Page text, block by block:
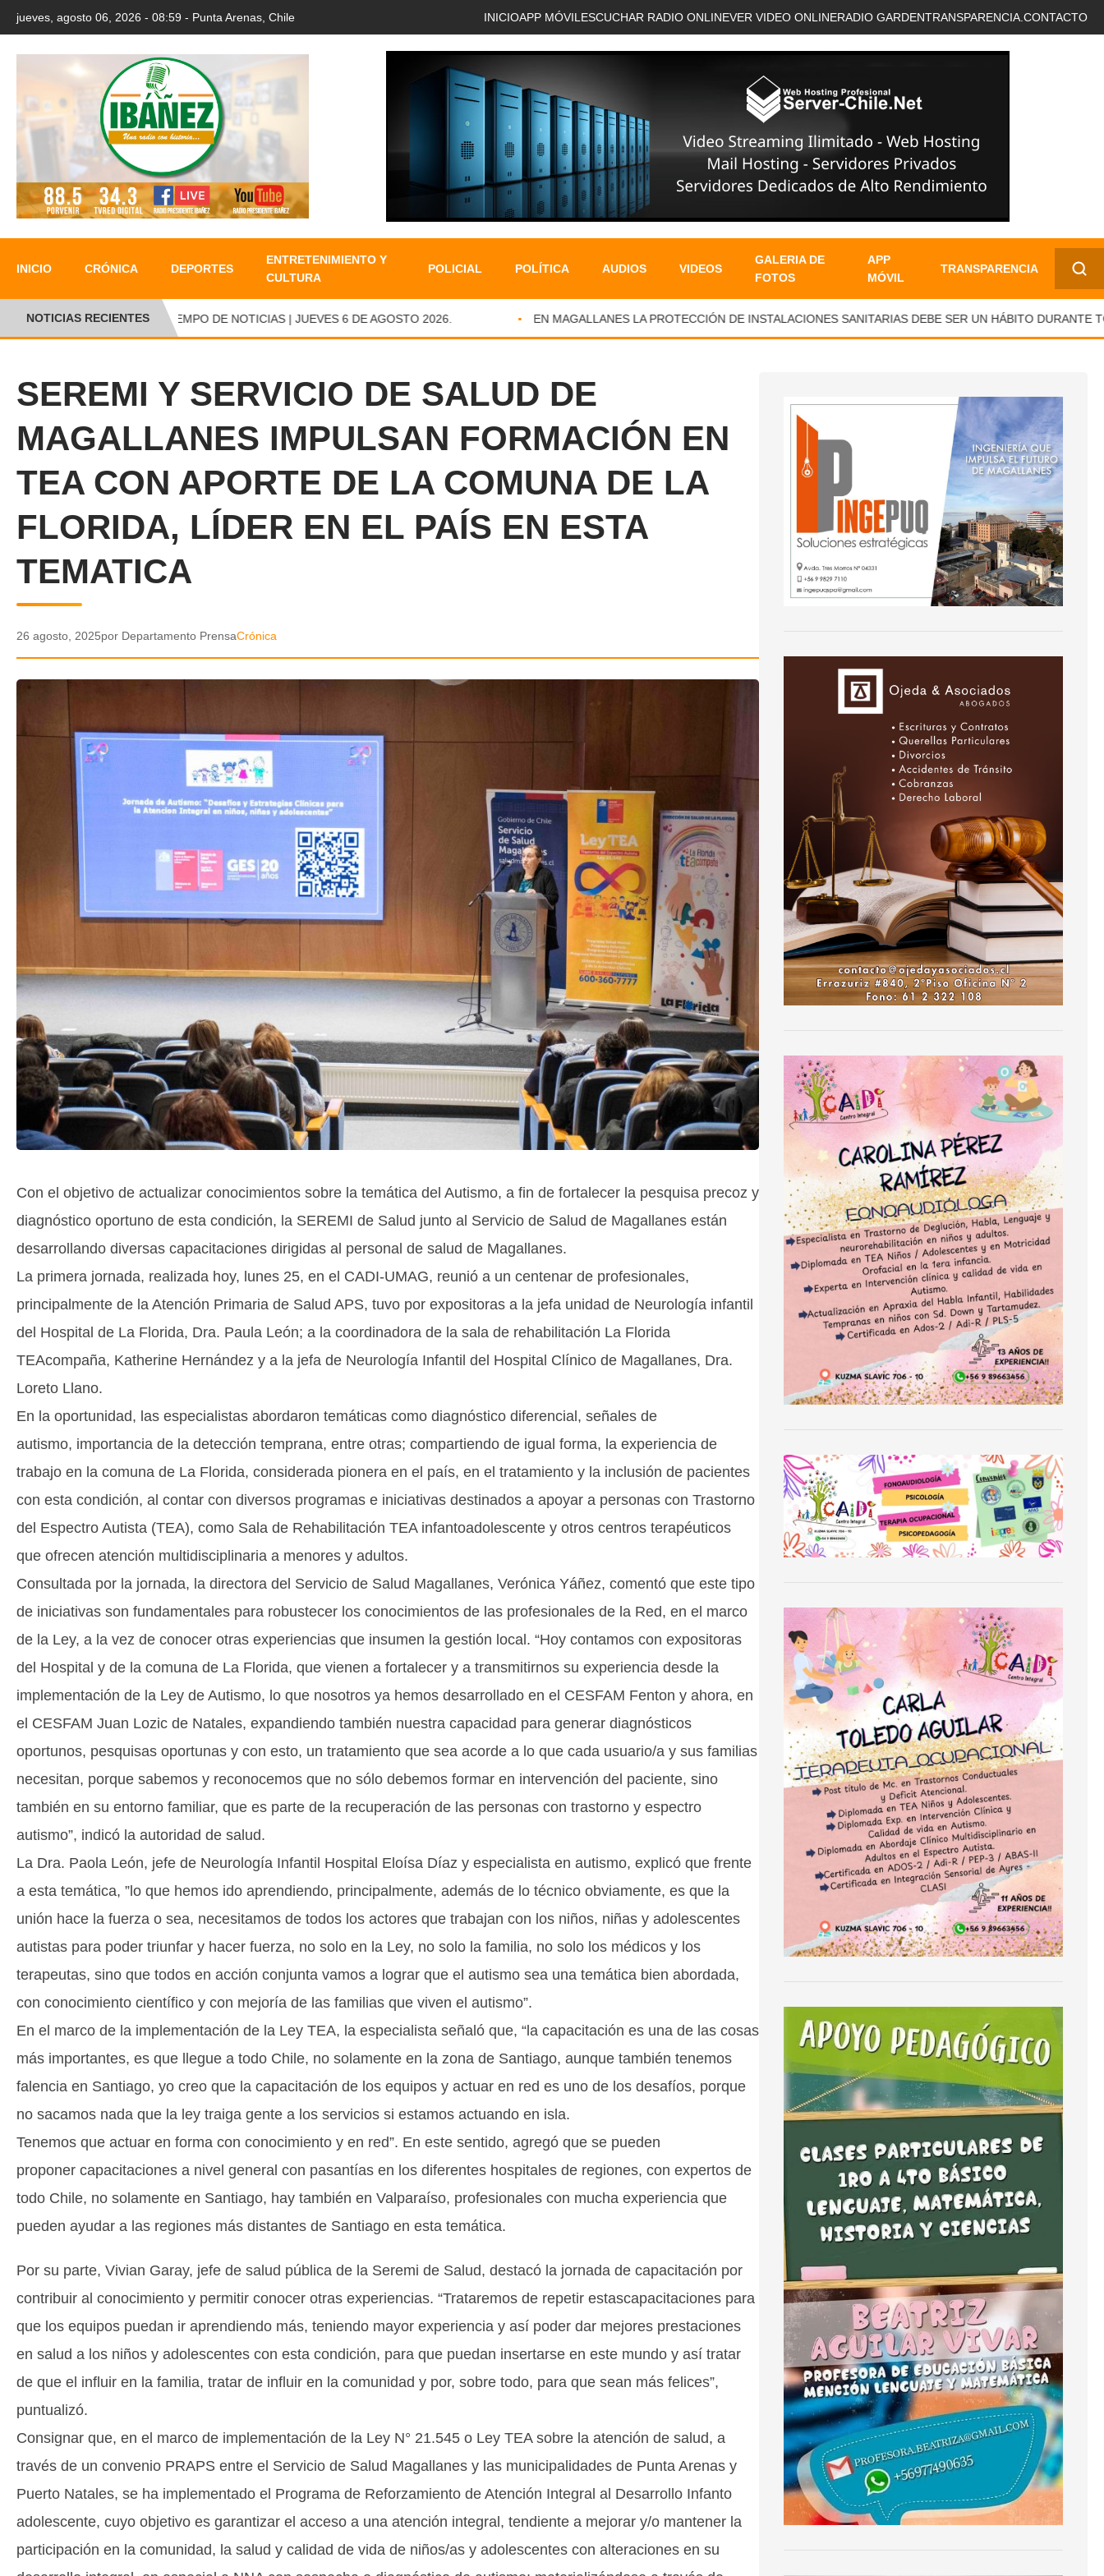
jueves, agosto 06, 2026 - 08:59 - Punta Arenas, Chile INICIOAPP MÓVIL ESCUCHAR RADIO ONLINEVER VIDEO ONLINERADIO GARDENTRANSPARENCIA. CONTACTO
INICIO CRÓNICA DEPORTES
ENTRETENIMIENTO Y
CULTURA
POLICIAL POLÍTICA AUDIOS VIDEOS
GALERIA DE
FOTOS
APP
MÓVIL
TRANSPARENCIA
✕
NOTICIAS RECIENTESTIEMPO DE NOTICIAS | JUEVES 6 DE AGOSTO 2026. EN MAGALLANES LA PROTECCIÓN DE INSTALACIONES SANITARIAS DEBE SER UN HÁBITO DURANTE
SEREMI Y SERVICIO DE SALUD DE
MAGALLANES IMPULSAN FORMACIÓN EN
TEA CON APORTE DE LA COMUNA DE LA
FLORIDA, LÍDER EN EL PAÍS EN ESTA
TEMATICA
26 agosto, 2025por Departamento PrensaCrónica
Con el objetivo de actualizar conocimientos sobre la temática del Autismo, a fin de fortalecer la pesquisa precoz y
diagnóstico oportuno de esta condición, la SEREMI de Salud junto al Servicio de Salud de Magallanes están
desarrollando diversas capacitaciones dirigidas al personal de salud de Magallanes.
La primera jornada, realizada hoy, lunes 25, en el CADI-UMAG, reunió a un centenar de profesionales,
principalmente de la Atención Primaria de Salud APS, tuvo por expositoras a la jefa unidad de Neurología infantil
del Hospital de La Florida, Dra. Paula León; a la coordinadora de la sala de rehabilitación La Florida
TEAcompaña, Katherine Hernández y a la jefa de Neurología Infantil del Hospital Clínico de Magallanes, Dra.
Loreto Llano.
En la oportunidad, las especialistas abordaron temáticas como diagnóstico diferencial, señales de
autismo, importancia de la detección temprana, entre otras; compartiendo de igual forma, la experiencia de
trabajo en la comuna de La Florida, considerada pionera en el país, en el tratamiento y la inclusión de pacientes
con esta condición, al contar con diversos programas e iniciativas destinados a apoyar a personas con Trastorno
del Espectro Autista (TEA), como Sala de Rehabilitación TEA infantoadolescente y otros centros terapéuticos
que ofrecen atención multidisciplinaria a menores y adultos.
Consultada por la jornada, la directora del Servicio de Salud Magallanes, Verónica Yáñez, comentó que este tipo
de iniciativas son fundamentales para robustecer los conocimientos de las profesionales de la Red, en el marco
de la Ley, a la vez de conocer otras experiencias que insumen la gestión local. “Hoy contamos con expositoras
del Hospital y de la comuna de La Florida, que vienen a fortalecer y a transmitirnos su experiencia desde la
implementación de la Ley de Autismo, lo que nosotros ya hemos desarrollado en el CESFAM Fenton y ahora, en
el CESFAM Juan Lozic de Natales, expandiendo también nuestra capacidad para generar diagnósticos
oportunos, pesquisas oportunas y con esto, un tratamiento que sea acorde a lo que cada usuario/a y sus familias
necesitan, porque sabemos y reconocemos que no sólo debemos formar en intervención del paciente, sino
también en su entorno familiar, que es parte de la recuperación de las personas con trastorno y espectro
autismo”, indicó la autoridad de salud.
La Dra. Paola León, jefe de Neurología Infantil Hospital Eloísa Díaz y especialista en autismo, explicó que frente
a esta temática, ”lo que hemos ido aprendiendo, principalmente, además de lo técnico obviamente, es que la
unión hace la fuerza o sea, necesitamos de todos los actores que trabajan con los niños, niñas y adolescentes
autistas para poder triunfar y hacer fuerza, no solo en la Ley, no solo la familia, no solo los médicos y los
terapeutas, sino que todos en acción conjunta vamos a lograr que el autismo sea una temática bien abordada,
con conocimiento científico y con mejoría de las familias que viven el autismo”.
En el marco de la implementación de la Ley TEA, la especialista señaló que, “la capacitación es una de las cosas
más importantes, es que llegue a todo Chile, no solamente en la zona de Santiago, aunque también tenemos
falencia en Santiago, yo creo que la capacitación de los equipos y actuar en red es uno de los desafíos, porque
no sacamos nada que la ley traiga gente a los servicios si estamos actuando en isla.
Tenemos que actuar en forma con conocimiento y en red”. En este sentido, agregó que se pueden
proponer capacitaciones a nivel general con pasantías en los diferentes hospitales de regiones, con expertos de
todo Chile, no solamente en Santiago, hay también en Valparaíso, profesionales con mucha experiencia que
pueden ayudar a las regiones más distantes de Santiago en esta temática.
Por su parte, Vivian Garay, jefe de salud pública de la Seremi de Salud, destacó la jornada de capacitación por
contribuir al conocimiento y permitir conocer otras experiencias. “Trataremos de repetir estascapacitaciones para
que los equipos puedan ir aprendiendo más, teniendo mayor experiencia y así poder dar mejores prestaciones
en salud a los niños y adolescentes con esta condición, para que puedan insertarse en este mundo y así tratar
de que el influir en la familia, tratar de influir en la comunidad y por, sobre todo, para que sean más felices”,
puntualizó.
Consignar que, en el marco de implementación de la Ley N° 21.545 o Ley TEA sobre la atención de salud, a
través de un convenio PRAPS entre el Servicio de Salud Magallanes y las municipalidades de Punta Arenas y
Puerto Natales, se ha implementado el Programa de Reforzamiento de Atención Integral al Desarrollo Infanto
adolescente, cuyo objetivo es garantizar el acceso a una atención integral, tendiente a mejorar y/o mantener la
participación en la comunidad, la salud y calidad de vida de niños/as y adolescentes con alteraciones en su